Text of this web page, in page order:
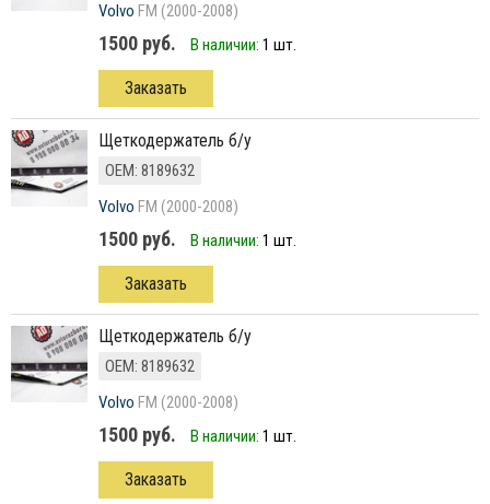
Volvo FM (2000-2008)
1500 руб. В наличии: 1 шт.
Заказать
щеткодержатель б/у
ОЕМ: 8189632
Volvo FM (2000-2008)
1500 руб. В наличии: 1 шт.
Заказать
щеткодержатель б/у
ОЕМ: 8189632
Volvo FM (2000-2008)
1500 руб. В наличии: 1 шт.
Заказать